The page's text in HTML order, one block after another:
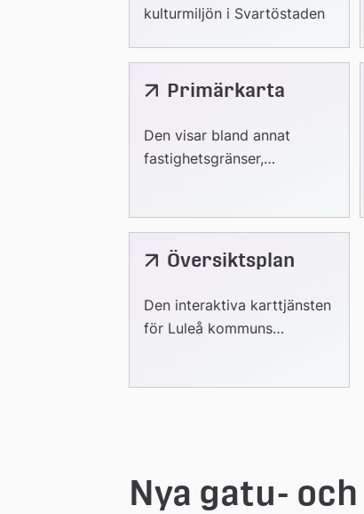
kulturmiljön i Svartöstaden
Primärkarta
Den visar bland annat
fastighetsgränser,
Länk
extern
webbplats
Översiktsplan
Den interaktiva karttjänsten
för Luleå kommuns
Nya gatu-